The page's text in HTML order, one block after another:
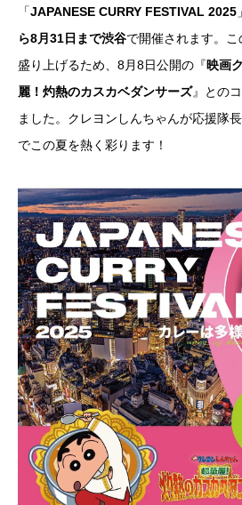
「JAPANESE CURRY FESTIVAL 2025
ら8月31日まで渋谷で開催されます。
盛り上げるため、8月8日公開の『映画
麗！灼熱のカスカベダンサーズ』との
ました。クレヨンしんちゃんが応援隊
でこの夏を熱く彩ります！